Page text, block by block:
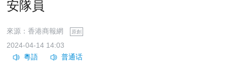
安隊員
來源：香港商報網 原創
2024-04-14 14:03